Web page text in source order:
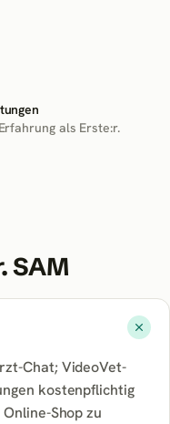
als Erste:r.
SAM
Chat; VideoVet-
kostenpflichtig
Shop zu